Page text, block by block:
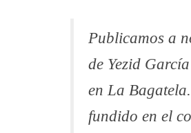
Publicamos a
de Yezid
en La
fundido en el